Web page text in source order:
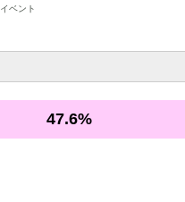
イベント
47.6%